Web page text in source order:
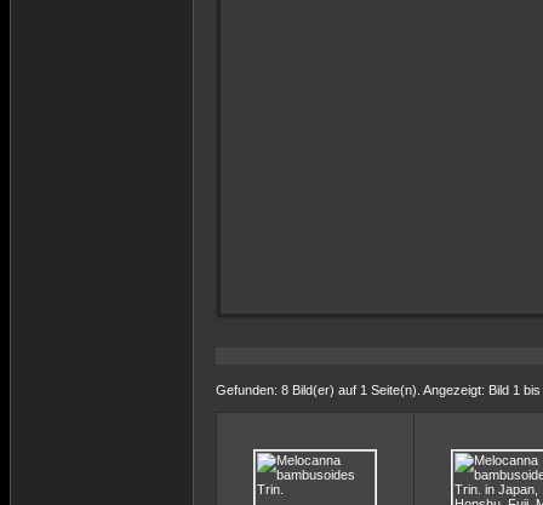
Gefunden: 8 Bild(er) auf 1 Seite(n). Angezeigt: Bild 1 bis